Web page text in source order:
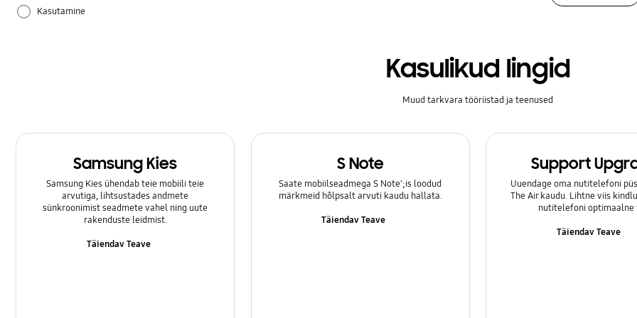
Kasutamine
Kasulikud lingid
Muud tarkvara tööriistad ja teenused
Samsung Kies
Samsung Kies ühendab teie mobiili teie
arvutiga, lihtsustades andmete
sünkroonimist seadmete vahel ning uute
rakenduste leidmist.
Täiendav Teave
S Note
Saate mobiilseadmega S Note';is loodud
märkmeid hõlpsalt arvuti kaudu hallata.
Täiendav Teave
Support
Uuendage oma nutitelefoni
The Air kaudu. Lihtne viis
nutitelefoni optimaalne
Täiendav Teave